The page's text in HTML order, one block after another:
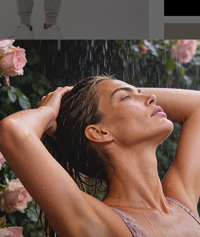
из благородных материалов шерсти и
спущенные плечи, свободный
отвечают за сочетание стиля и
оптимальную температуру
001 Серый